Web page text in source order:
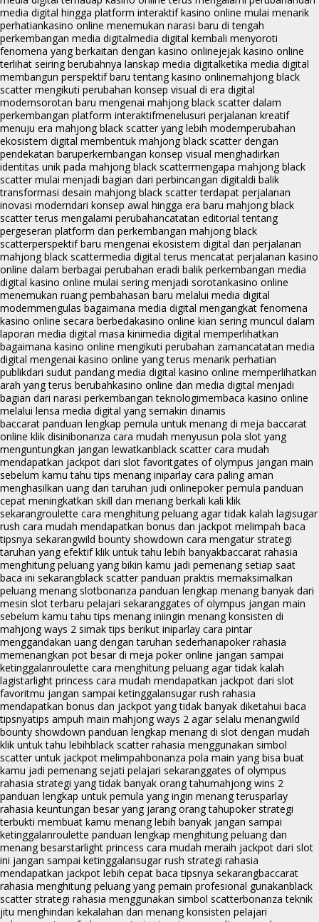
media digital hingga platform interaktif kasino online mulai menarik
perhatiankasino online menemukan narasi baru di tengah
perkembangan media digitalmedia digital kembali menyoroti
fenomena yang berkaitan dengan kasino onlinejejak kasino online
terlihat seiring berubahnya lanskap media digitalketika media digital
membangun perspektif baru tentang kasino onlinemahjong black
scatter mengikuti perubahan konsep visual di era digital
modernsorotan baru mengenai mahjong black scatter dalam
perkembangan platform interaktifmenelusuri perjalanan kreatif
menuju era mahjong black scatter yang lebih modernperubahan
ekosistem digital membentuk mahjong black scatter dengan
pendekatan baruperkembangan konsep visual menghadirkan
identitas unik pada mahjong black scattermengapa mahjong black
scatter mulai menjadi bagian dari perbincangan digitaldi balik
transformasi desain mahjong black scatter terdapat perjalanan
inovasi moderndari konsep awal hingga era baru mahjong black
scatter terus mengalami perubahancatatan editorial tentang
pergeseran platform dan perkembangan mahjong black
scatterperspektif baru mengenai ekosistem digital dan perjalanan
mahjong black scattermedia digital terus mencatat perjalanan kasino
online dalam berbagai perubahan eradi balik perkembangan media
digital kasino online mulai sering menjadi sorotankasino online
menemukan ruang pembahasan baru melalui media digital
modernmengulas bagaimana media digital mengangkat fenomena
kasino online secara berbedakasino online kian sering muncul dalam
laporan media digital masa kinimedia digital memperlihatkan
bagaimana kasino online mengikuti perubahan zamancatatan media
digital mengenai kasino online yang terus menarik perhatian
publikdari sudut pandang media digital kasino online memperlihatkan
arah yang terus berubahkasino online dan media digital menjadi
bagian dari narasi perkembangan teknologimembaca kasino online
melalui lensa media digital yang semakin dinamis
baccarat panduan lengkap pemula untuk menang di meja baccarat
online klik disinibonanza cara mudah menyusun pola slot yang
menguntungkan jangan lewatkanblack scatter cara mudah
mendapatkan jackpot dari slot favoritgates of olympus jangan main
sebelum kamu tahu tips menang iniparlay cara paling aman
menghasilkan uang dari taruhan judi onlinepoker pemula panduan
cepat meningkatkan skill dan menang berkali kali klik
sekarangroulette cara menghitung peluang agar tidak kalah lagisugar
rush cara mudah mendapatkan bonus dan jackpot melimpah baca
tipsnya sekarangwild bounty showdown cara mengatur strategi
taruhan yang efektif klik untuk tahu lebih banyakbaccarat rahasia
menghitung peluang yang bikin kamu jadi pemenang setiap saat
baca ini sekarangblack scatter panduan praktis memaksimalkan
peluang menang slotbonanza panduan lengkap menang banyak dari
mesin slot terbaru pelajari sekaranggates of olympus jangan main
sebelum kamu tahu tips menang iniingin menang konsisten di
mahjong ways 2 simak tips berikut iniparlay cara pintar
menggandakan uang dengan taruhan sederhanapoker rahasia
memenangkan pot besar di meja poker online jangan sampai
ketinggalanroulette cara menghitung peluang agar tidak kalah
lagistarlight princess cara mudah mendapatkan jackpot dari slot
favoritmu jangan sampai ketinggalansugar rush rahasia
mendapatkan bonus dan jackpot yang tidak banyak diketahui baca
tipsnyatips ampuh main mahjong ways 2 agar selalu menangwild
bounty showdown panduan lengkap menang di slot dengan mudah
klik untuk tahu lebihblack scatter rahasia menggunakan simbol
scatter untuk jackpot melimpahbonanza pola main yang bisa buat
kamu jadi pemenang sejati pelajari sekaranggates of olympus
rahasia strategi yang tidak banyak orang tahumahjong wins 2
panduan lengkap untuk pemula yang ingin menang terusparlay
rahasia keuntungan besar yang jarang orang tahupoker strategi
terbukti membuat kamu menang lebih banyak jangan sampai
ketinggalanroulette panduan lengkap menghitung peluang dan
menang besarstarlight princess cara mudah meraih jackpot dari slot
ini jangan sampai ketinggalansugar rush strategi rahasia
mendapatkan jackpot lebih cepat baca tipsnya sekarangbaccarat
rahasia menghitung peluang yang pemain profesional gunakanblack
scatter strategi rahasia menggunakan simbol scatterbonanza teknik
jitu menghindari kekalahan dan menang konsisten pelajari